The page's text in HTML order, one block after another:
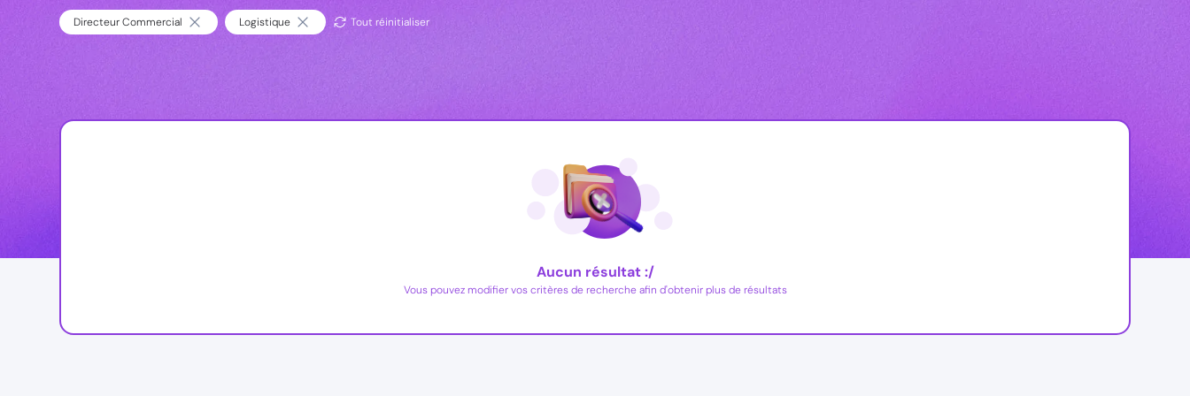
Directeur Commercial Logistique Tout réinitialiser
Aucun résultat :/
Vous pouvez modifier vos critères de recherche afin d'obtenir plus de résultats